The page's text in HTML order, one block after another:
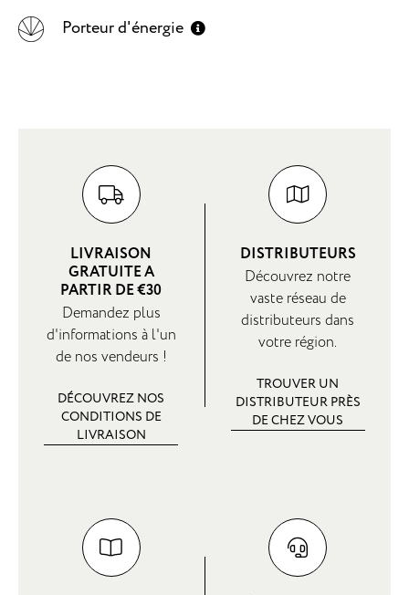
Porteur d'énergie
LIVRAISON
GRATUITE A
PARTIR DE €30
Demandez plus
d'informations à l'un
de nos vendeurs !
DÉCOUVREZ NOS
CONDITIONS DE
LIVRAISON
DISTRIBUTEURS
Découvrez notre
vaste réseau de
distributeurs dans
votre région.
TROUVER UN
DISTRIBUTEUR PRÈS
DE CHEZ VOUS